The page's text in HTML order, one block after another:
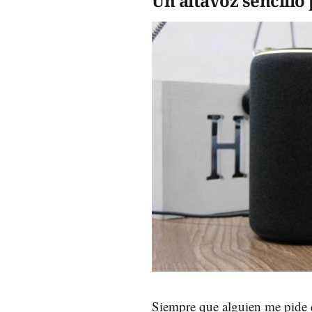
Siempre que alguien me